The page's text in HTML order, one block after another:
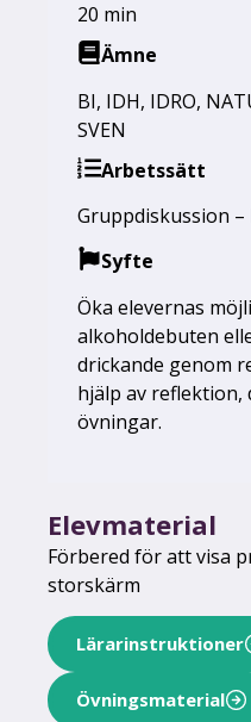
20 min
Ämne
BI, IDH, IDRO,
SVEN
Arbetssätt
Gruppdiskussion
Syfte
Öka elevernas
alkoholdebuten
drickande genom
hjälp av reflektion,
övningar.
Elevmaterial
Förbered för att visa
storskärm
Lärarinstruktioner
Övningsmaterial